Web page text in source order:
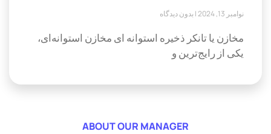
نوامبر 13, 2024 بدون دیدگاه
مخازن یا تانکر ذخیره استوانه ای مخازن استوانه‌ای،
یکی از رایج‌ترین و
ABOUT OUR MANAGER